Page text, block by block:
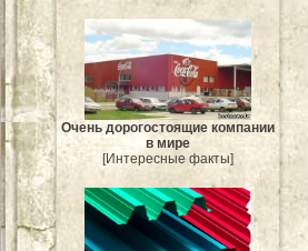
Очень дорогостоящие компании
в мире
[Интересные факты]